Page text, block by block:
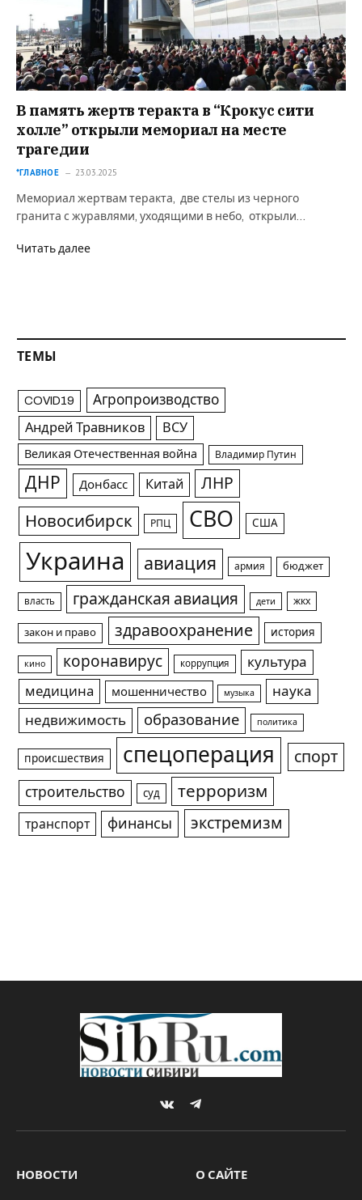
В память жертв теракта в “Крокус сити
холле” открыли мемориал на месте
трагедии
*ГЛАВНОЕ 23.03.2025
Мемориал жертвам теракта, две стелы из черного
гранита с журавлями, уходящими в небо, открыли…
Читать далее
ТЕМЫ
COVID19 Агропроизводство
Андрей Травников ВСУ
Великая Отечественная война Владимир Путин
ДНР Донбасс Китай ЛНР
Новосибирск РПЦ СВО США
Украина авиация армия бюджет
власть гражданская авиация дети жкх
закон и право здравоохранение история
кино коронавирус коррупция
культура
медицина
мошенничество музыка
наука
недвижимость
образование политика
происшествия спецоперация спорт
строительство суд терроризм
транспорт финансы экстремизм
VKontakteTelegram
НОВОСТИ О САЙТЕ